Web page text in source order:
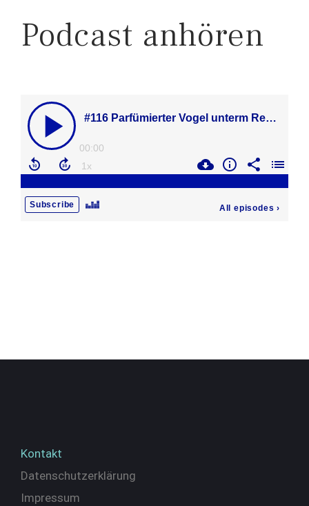
Podcast anhören
Kontakt
Datenschutzerklärung
Impressum